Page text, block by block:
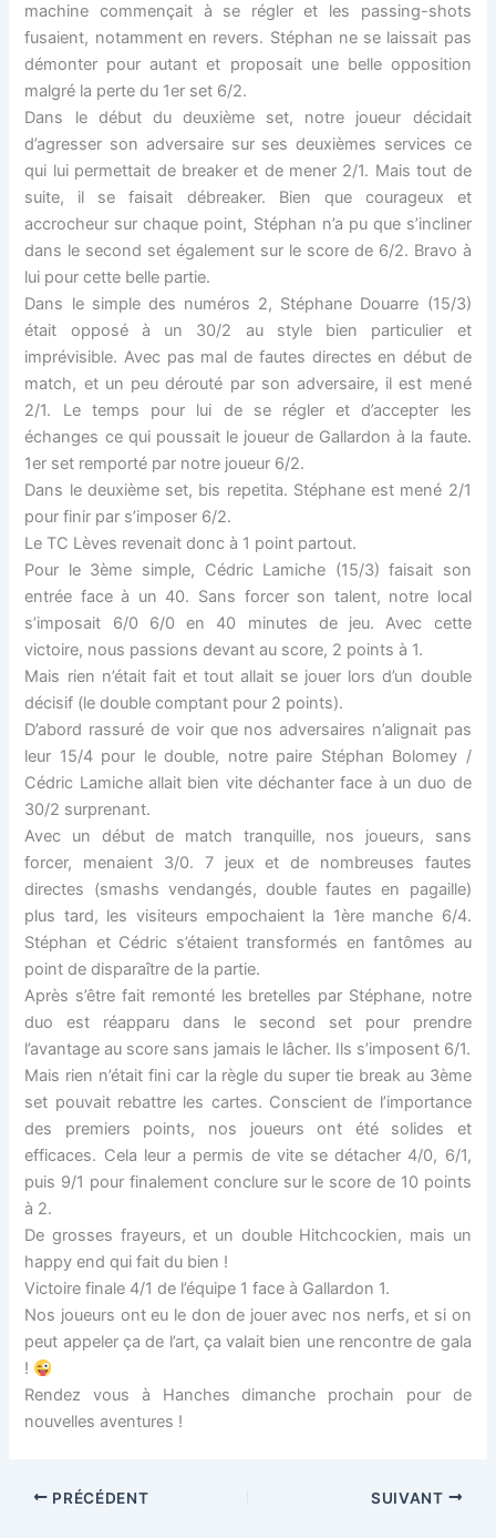
machine commençait à se régler et les passing-shots
fusaient, notamment en revers. Stéphan ne se laissait pas
démonter pour autant et proposait une belle opposition
malgré la perte du 1er set 6/2.
Dans le début du deuxième set, notre joueur décidait
d’agresser son adversaire sur ses deuxièmes services ce
qui lui permettait de breaker et de mener 2/1. Mais tout de
suite, il se faisait débreaker. Bien que courageux et
accrocheur sur chaque point, Stéphan n’a pu que s’incliner
dans le second set également sur le score de 6/2. Bravo à
lui pour cette belle partie.
Dans le simple des numéros 2, Stéphane Douarre (15/3)
était opposé à un 30/2 au style bien particulier et
imprévisible. Avec pas mal de fautes directes en début de
match, et un peu dérouté par son adversaire, il est mené
2/1. Le temps pour lui de se régler et d’accepter les
échanges ce qui poussait le joueur de Gallardon à la faute.
1er set remporté par notre joueur 6/2.
Dans le deuxième set, bis repetita. Stéphane est mené 2/1
pour finir par s’imposer 6/2.
Le TC Lèves revenait donc à 1 point partout.
Pour le 3ème simple, Cédric Lamiche (15/3) faisait son
entrée face à un 40. Sans forcer son talent, notre local
s’imposait 6/0 6/0 en 40 minutes de jeu. Avec cette
victoire, nous passions devant au score, 2 points à 1.
Mais rien n’était fait et tout allait se jouer lors d’un double
décisif (le double comptant pour 2 points).
D’abord rassuré de voir que nos adversaires n’alignait pas
leur 15/4 pour le double, notre paire Stéphan Bolomey /
Cédric Lamiche allait bien vite déchanter face à un duo de
30/2 surprenant.
Avec un début de match tranquille, nos joueurs, sans
forcer, menaient 3/0. 7 jeux et de nombreuses fautes
directes (smashs vendangés, double fautes en pagaille)
plus tard, les visiteurs empochaient la 1ère manche 6/4.
Stéphan et Cédric s’étaient transformés en fantômes au
point de disparaître de la partie.
Après s’être fait remonté les bretelles par Stéphane, notre
duo est réapparu dans le second set pour prendre
l’avantage au score sans jamais le lâcher. Ils s’imposent 6/1.
Mais rien n’était fini car la règle du super tie break au 3ème
set pouvait rebattre les cartes. Conscient de l’importance
des premiers points, nos joueurs ont été solides et
efficaces. Cela leur a permis de vite se détacher 4/0, 6/1,
puis 9/1 pour finalement conclure sur le score de 10 points
à 2.
De grosses frayeurs, et un double Hitchcockien, mais un
happy end qui fait du bien !
Victoire finale 4/1 de l’équipe 1 face à Gallardon 1.
Nos joueurs ont eu le don de jouer avec nos nerfs, et si on
peut appeler ça de l’art, ça valait bien une rencontre de gala
!
Rendez vous à Hanches dimanche prochain pour de
nouvelles aventures !
PRÉCÉDENT SUIVANT